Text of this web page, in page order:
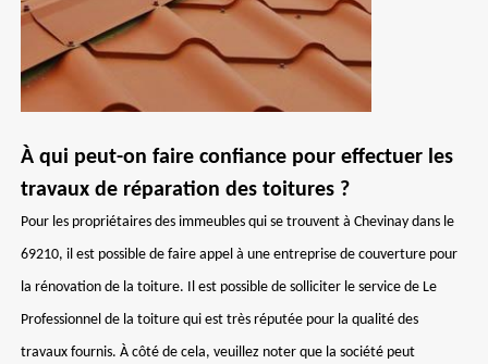
À qui peut-on faire confiance pour effectuer les
travaux de réparation des toitures ?
Pour les propriétaires des immeubles qui se trouvent à Chevinay dans le
69210, il est possible de faire appel à une entreprise de couverture pour
la rénovation de la toiture. Il est possible de solliciter le service de Le
Professionnel de la toiture qui est très réputée pour la qualité des
travaux fournis. À côté de cela, veuillez noter que la société peut